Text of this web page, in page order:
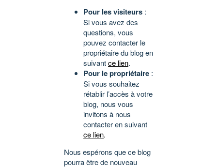
Pour les visiteurs :
Si vous avez des
questions, vous
pouvez contacter le
propriétaire du blog en
suivantce lien.
Pour le propriétaire :
Si vous souhaitez
rétablir l’accès à votre
blog, nous vous
invitons à nous
contacter en suivant
ce lien.
Nous espérons que ce blog
pourra être de nouveau